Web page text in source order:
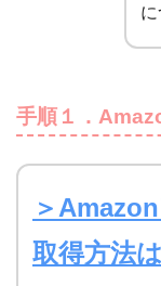
手順１．
＞
取得方法